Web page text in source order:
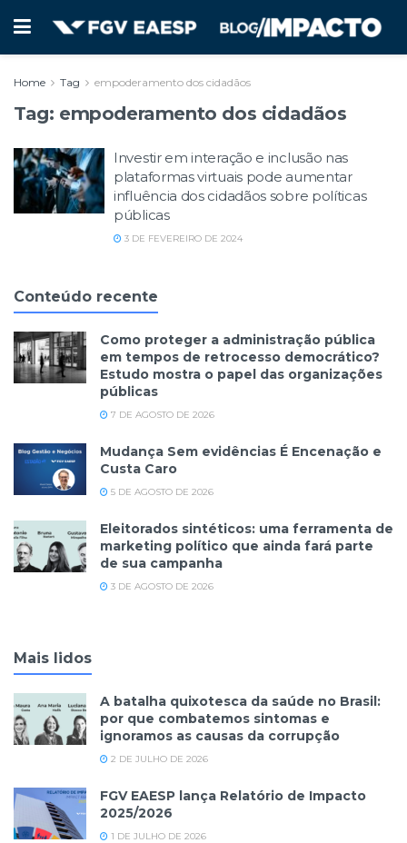
Home Tag empoderamento dos cidadãos
Tag: empoderamento dos cidadãos
Investir em interação e inclusão nas
plataformas virtuais pode aumentar
influência dos cidadãos sobre políticas
públicas
3 DE FEVEREIRO DE 2024
Conteúdo recente
Como proteger a administração pública
em tempos de retrocesso democrático?
Estudo mostra o papel das organizações
públicas
7 DE AGOSTO DE 2026
Mudança Sem evidências É Encenação e
Custa Caro
5 DE AGOSTO DE 2026
Eleitorados sintéticos: uma ferramenta de
marketing político que ainda fará parte
de sua campanha
3 DE AGOSTO DE 2026
Mais lidos
A batalha quixotesca da saúde no Brasil:
por que combatemos sintomas e
ignoramos as causas da corrupção
2 DE JULHO DE 2026
FGV EAESP lança Relatório de Impacto
2025/2026
1 DE JULHO DE 2026